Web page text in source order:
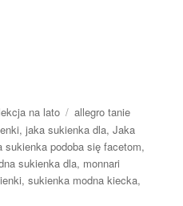
na lato Tagi
allegro tanie
,jaka sukienka dla,Jaka
sukienka podoba się facetom,
sukienka dla, monnari
,sukienka modna kiecka,